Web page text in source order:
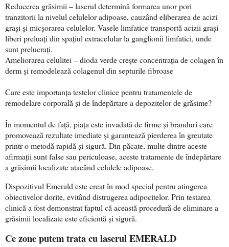
Reducerea grăsimii – laserul determină formarea unor pori
tranzitorii la nivelul celulelor adipoase, cauzând eliberarea de acizi
grași și micșorarea celulelor. Vasele limfatice transportă acizii grași
liberi preluați din spațiul extracelular la ganglionii limfatici, unde
sunt prelucrați.
Ameliorarea celulitei – dioda verde crește concentrația de colagen în
derm și remodelează colagenul din septurile fibroase
Care este importanța testelor clinice pentru tratamentele de
remodelare corporală și de îndepărtare a depozitelor de grăsime?
În momentul de față, piața este invadată de firme și branduri care
promovează rezultate imediate și garantează pierderea în greutate
printr-o metodă rapidă și sigură. Din păcate, multe dintre aceste
afirmații sunt false sau periculoase, aceste tratamente de îndepărtare
a grăsimii localizate atacând celulele adipoase.
Dispozitivul Emerald este creat în mod special pentru atingerea
obiectivelor dorite, evitând distrugerea adipocitelor. Prin testarea
clinică a fost demonstrat faptul că această procedură de eliminare a
grăsimii localizate este eficientă și sigură.
Ce zone putem trata cu laserul EMERALD